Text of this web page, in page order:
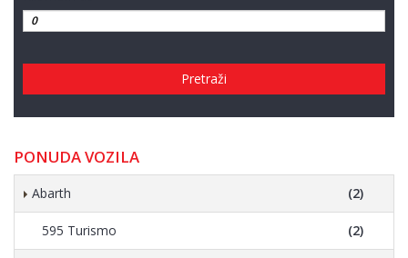
Pretraži
PONUDA VOZILA
Abarth (2)
595 Turismo (2)